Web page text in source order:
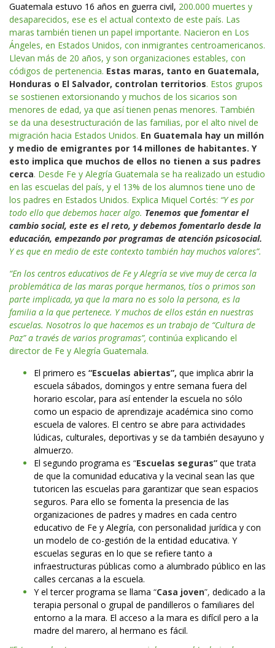
Guatemala estuvo 16 años en guerra civil, 200.000 muertes y
desaparecidos, ese es el actual contexto de este país. Las
maras también tienen un papel importante. Nacieron en Los
Ángeles, en Estados Unidos, con inmigrantes centroamericanos.
Llevan más de 20 años, y son organizaciones estables, con
códigos de pertenencia. Estas maras, tanto en Guatemala,
Honduras o El Salvador, controlan territorios. Estos grupos
se sostienen extorsionando y muchos de los sicarios son
menores de edad, ya que así tienen penas menores. También
se da una desestructuración de las familias, por el alto nivel de
migración hacia Estados Unidos. En Guatemala hay un millón
y medio de emigrantes por 14 millones de habitantes. Y
esto implica que muchos de ellos no tienen a sus padres
cerca. Desde Fe y Alegría Guatemala se ha realizado un estudio
en las escuelas del país, y el 13% de los alumnos tiene uno de
los padres en Estados Unidos. Explica Miquel Cortés: “Y es por
todo ello que debemos hacer algo. Tenemos que fomentar el
cambio social, este es el reto, y debemos fomentarlo desde la
educación, empezando por programas de atención psicosocial.
Y es que en medio de este contexto también hay muchos valores”.
“En los centros educativos de Fe y Alegría se vive muy de cerca la
problemática de las maras porque hermanos, tíos o primos son
parte implicada, ya que la mara no es solo la persona, es la
familia a la que pertenece. Y muchos de ellos están en nuestras
escuelas. Nosotros lo que hacemos es un trabajo de “Cultura de
Paz” a través de varios programas”, continúa explicando el
director de Fe y Alegría Guatemala.
El primero es “Escuelas abiertas”, que implica abrir la
escuela sábados, domingos y entre semana fuera del
horario escolar, para así entender la escuela no sólo
como un espacio de aprendizaje académica sino como
escuela de valores. El centro se abre para actividades
lúdicas, culturales, deportivas y se da también desayuno y
almuerzo.
El segundo programa es “Escuelas seguras” que trata
de que la comunidad educativa y la vecinal sean las que
tutoricen las escuelas para garantizar que sean espacios
seguros. Para ello se fomenta la presencia de las
organizaciones de padres y madres en cada centro
educativo de Fe y Alegría, con personalidad jurídica y con
un modelo de co-gestión de la entidad educativa. Y
escuelas seguras en lo que se refiere tanto a
infraestructuras públicas como a alumbrado público en las
calles cercanas a la escuela.
Y el tercer programa se llama “Casa joven”, dedicado a la
terapia personal o grupal de pandilleros o familiares del
entorno a la mara. El acceso a la mara es difícil pero a la
madre del marero, al hermano es fácil.